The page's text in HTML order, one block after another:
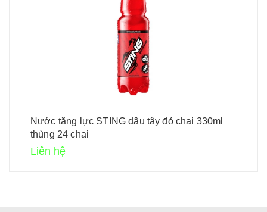
Nước tăng lực STING dâu tây đỏ chai 330ml
thùng 24 chai
Liên hệ